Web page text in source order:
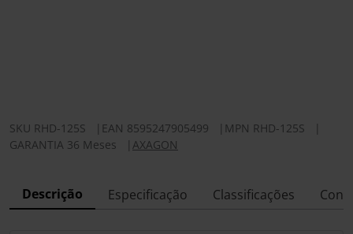
SKU RHD-125S EAN 8595247905499 MPN RHD-125S
GARANTIA 36 Meses
AXAGON
Descrição Especificação Classificações